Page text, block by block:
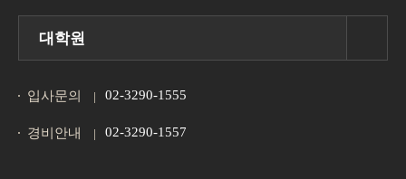
대학원
입사문의 02-3290-1555
경비안내 02-3290-1557